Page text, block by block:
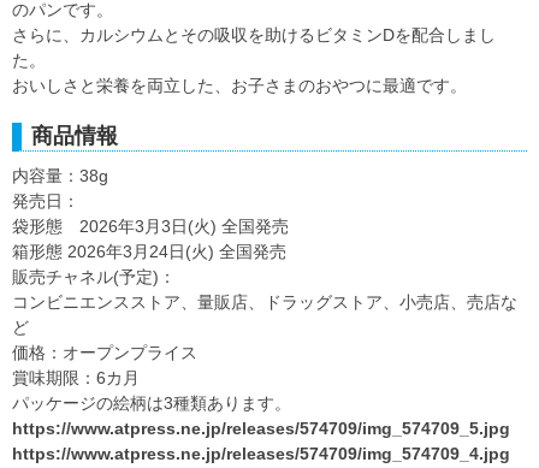
のパンです。
さらに、カルシウムとその吸収を助けるビタミンDを配合しまし
た。
おいしさと栄養を両立した、お子さまのおやつに最適です。
商品情報
内容量：38g
発売日：
袋形態 2026年3月3日(火) 全国発売
箱形態 2026年3月24日(火) 全国発売
販売チャネル(予定)：
コンビニエンスストア、量販店、ドラッグストア、小売店、売店な
ど
価格：オープンプライス
賞味期限：6カ月
パッケージの絵柄は3種類あります。
https://www.atpress.ne.jp/releases/574709/img_574709_5.jpg
https://www.atpress.ne.jp/releases/574709/img_574709_4.jpg